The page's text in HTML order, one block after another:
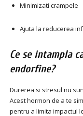
Minimizati crampele
Ajuta la reducerea
Ce se intampla
endorfine?
Durerea si stresul nu
Acest hormon de a te
pentru a limita impactul